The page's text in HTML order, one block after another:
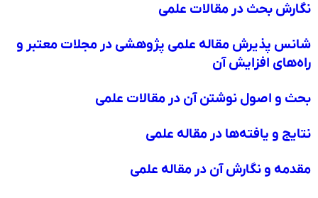
نگارش بحث در مقالات علمی
شانس پذیرش مقاله علمی پژوهشی در مجلات معتبر و
راه‌های افزایش آن
بحث و اصول نوشتن آن در مقالات علمی
نتایج و یافته‌ها در مقاله علمی
مقدمه و نگارش آن در مقاله علمی